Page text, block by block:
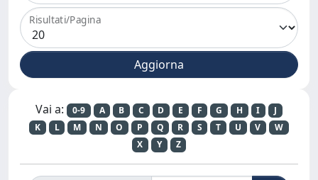
Risultati/Pagina
Vai a: 0-9 A B C D E F G H I
J
K
L M N O P Q R S T U V
W
X
Y Z